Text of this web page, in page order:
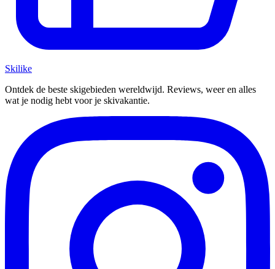
Skilike
Ontdek de beste skigebieden wereldwijd. Reviews, weer en alles
wat je nodig hebt voor je skivakantie.